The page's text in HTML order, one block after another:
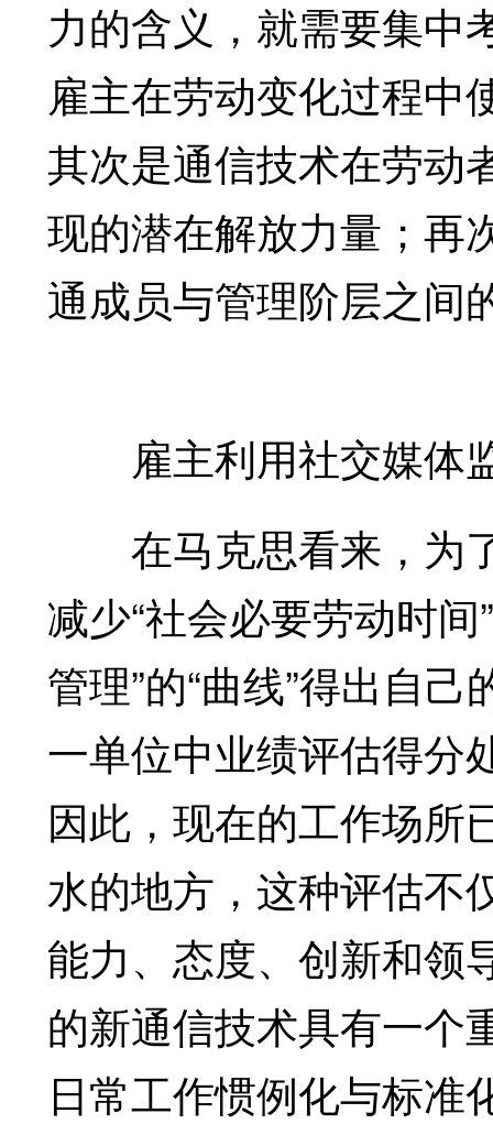
力的含义，就需要集中
雇主在劳动变化过程中
其次是通信技术在劳动
现的潜在解放力量；再
通成员与管理阶层之间
雇主利用社交媒体
在马克思看来，为
减少“社会必要劳动时
管理”的“曲线”得出自
一单位中业绩评估得分
因此，现在的工作场所
水的地方，这种评估不
能力、态度、创新和领
的新通信技术具有一个
日常工作惯例化与标准